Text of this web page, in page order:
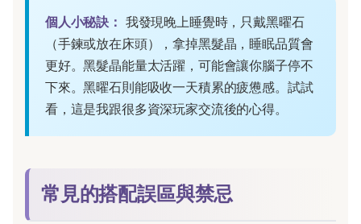
個人小秘訣： 我發現晚上睡覺時，只戴黑曜石
（手鍊或放在床頭），拿掉黑髮晶，睡眠品質會
更好。黑髮晶能量太活躍，可能會讓你腦子停不
下來。黑曜石則能吸收一天積累的疲憊感。試試
看，這是我跟很多資深玩家交流後的心得。
常見的搭配誤區與禁忌